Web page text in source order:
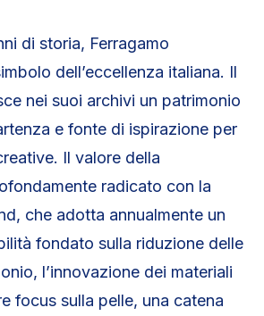
di storia, Ferragamo
dell’eccellenza italiana. Il
nei suoi archivi un patrimonio
e fonte di ispirazione per
Il valore della
radicato con la
che adotta annualmente un
fondato sulla riduzione delle
l’innovazione dei materiali
focus sulla pelle, una catena